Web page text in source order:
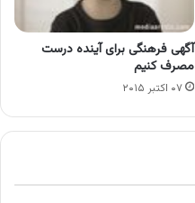
آگهی فرهنگی برای آینده درست
مصرف کنیم
۰۷ اکتبر ۲۰۱۵